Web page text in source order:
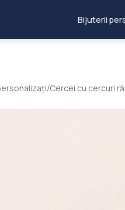
Bijuterii
/Cercei cu cercuri